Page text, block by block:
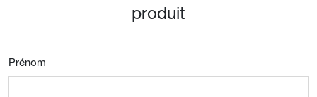
produit
Prénom